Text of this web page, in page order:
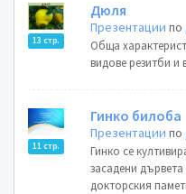
13 стр.
Дюля
Презентации по
Обща
видове резитби и
11 стр.
Гинко билоба
Презентации по
Гинко се
засадени
докторския